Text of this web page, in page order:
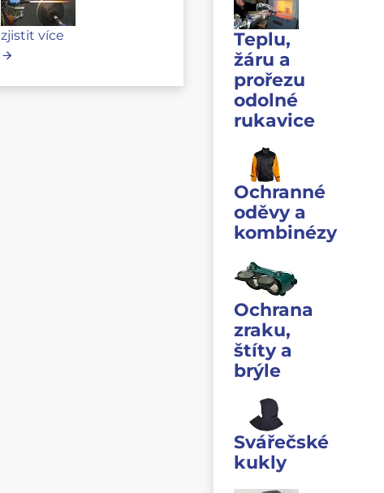
zjistit více
Teplu,
žáru a
prořezu
odolné
rukavice
Ochranné
oděvy a
kombinézy
Ochrana
zraku,
štíty a
brýle
Svářečské
kukly